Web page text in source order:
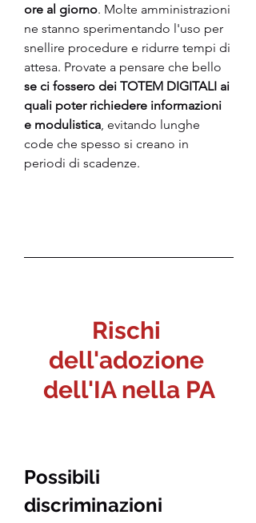
ore al giorno. Molte amministrazioni
ne stanno sperimentando l'uso per
snellire procedure e ridurre tempi di
attesa. Provate a pensare che bello
se ci fossero dei TOTEM DIGITALI ai
quali poter richiedere informazioni
e modulistica , evitando lunghe
code che spesso si creano in
periodi di scadenze.
Rischi
dell'adozione
dell'IA nella PA
Possibili
discriminazioni